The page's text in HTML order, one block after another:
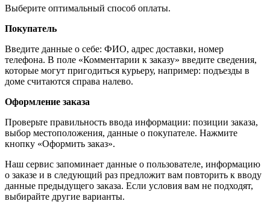
Выберите оптимальный способ оплаты.
Покупатель
Введите данные о себе: ФИО, адрес доставки, номер
телефона. В поле «Комментарии к заказу» введите сведения,
которые могут пригодиться курьеру, например: подъезды в
доме считаются справа налево.
Оформление заказа
Проверьте правильность ввода информации: позиции заказа,
выбор местоположения, данные о покупателе. Нажмите
кнопку «Оформить заказ».
Наш сервис запоминает данные о пользователе, информацию
о заказе и в следующий раз предложит вам повторить к вводу
данные предыдущего заказа. Если условия вам не подходят,
выбирайте другие варианты.